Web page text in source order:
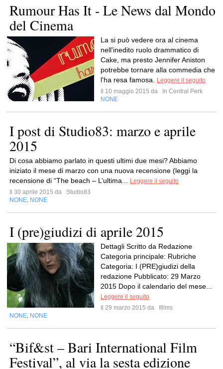
Rumour Has It - Le News dal Mondo
del Cinema
La si può vedere ora al cinema
nell'inedito ruolo drammatico di
Cake, ma presto Jennifer Aniston
potrebbe tornare alla commedia che
l'ha resa famosa.
Leggere il seguito
Il 10 maggio 2015 da
In Central Perk
NONE
I post di Studio83: marzo e aprile
2015
Di cosa abbiamo parlato in questi ultimi due mesi? Abbiamo
iniziato il mese di marzo con una nuova recensione (leggi la
recensione di “The beach – L’ultima...
Leggere il seguito
Il 30 aprile 2015 da
Studio83
NONE NONE
I (pre)giudizi di aprile 2015
Dettagli Scritto da Redazione
Categoria principale: Rubriche
Categoria: I (PRE)giudizi della
redazione Pubblicato: 29 Marzo
2015 Dopo il calendario del mese...
Leggere il seguito
Il 29 marzo 2015 da
Ifilms
NONE NONE
“Bif&st – Bari International Film
Festival”, al via la sesta edizione